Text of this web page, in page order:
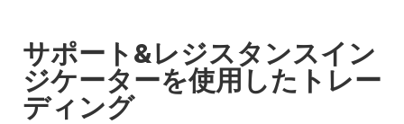
サポート&レジスタンスイン
ジケーターを使用したトレー
ディング